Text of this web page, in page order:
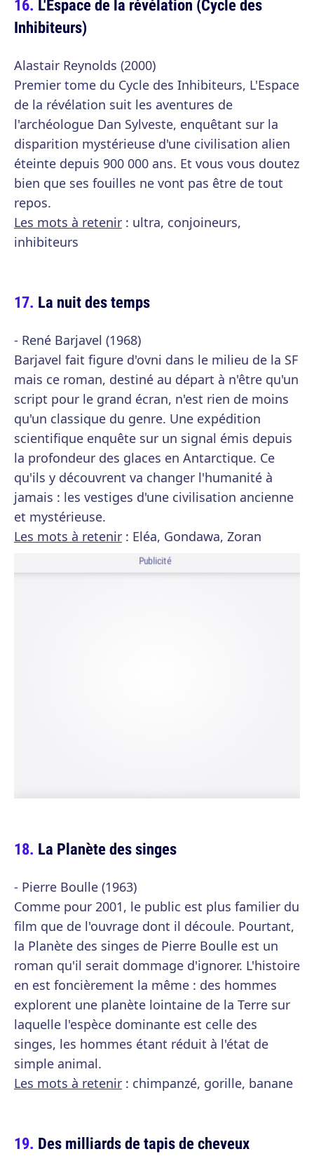
L'Espace de la révélation (Cycle des
Inhibiteurs)
Alastair Reynolds (2000)
Premier tome du Cycle des Inhibiteurs, L'Espace
de la révélation suit les aventures de
l'archéologue Dan Sylveste, enquêtant sur la
disparition mystérieuse d'une civilisation alien
éteinte depuis 900 000 ans. Et vous vous doutez
bien que ses fouilles ne vont pas être de tout
repos.
Les mots à retenir : ultra, conjoineurs,
inhibiteurs
La nuit des temps
- René Barjavel (1968)
Barjavel fait figure d'ovni dans le milieu de la SF
mais ce roman, destiné au départ à n'être qu'un
script pour le grand écran, n'est rien de moins
qu'un classique du genre. Une expédition
scientifique enquête sur un signal émis depuis
la profondeur des glaces en Antarctique. Ce
qu'ils y découvrent va changer l'humanité à
jamais : les vestiges d'une civilisation ancienne
et mystérieuse.
Les mots à retenir : Eléa, Gondawa, Zoran
Publicité
La Planète des singes
- Pierre Boulle (1963)
Comme pour 2001, le public est plus familier du
film que de l'ouvrage dont il découle. Pourtant,
la Planète des singes de Pierre Boulle est un
roman qu'il serait dommage d'ignorer. L'histoire
en est foncièrement la même : des hommes
explorent une planète lointaine de la Terre sur
laquelle l'espèce dominante est celle des
singes, les hommes étant réduit à l'état de
simple animal.
Les mots à retenir : chimpanzé, gorille, banane
Des milliards de tapis de cheveux